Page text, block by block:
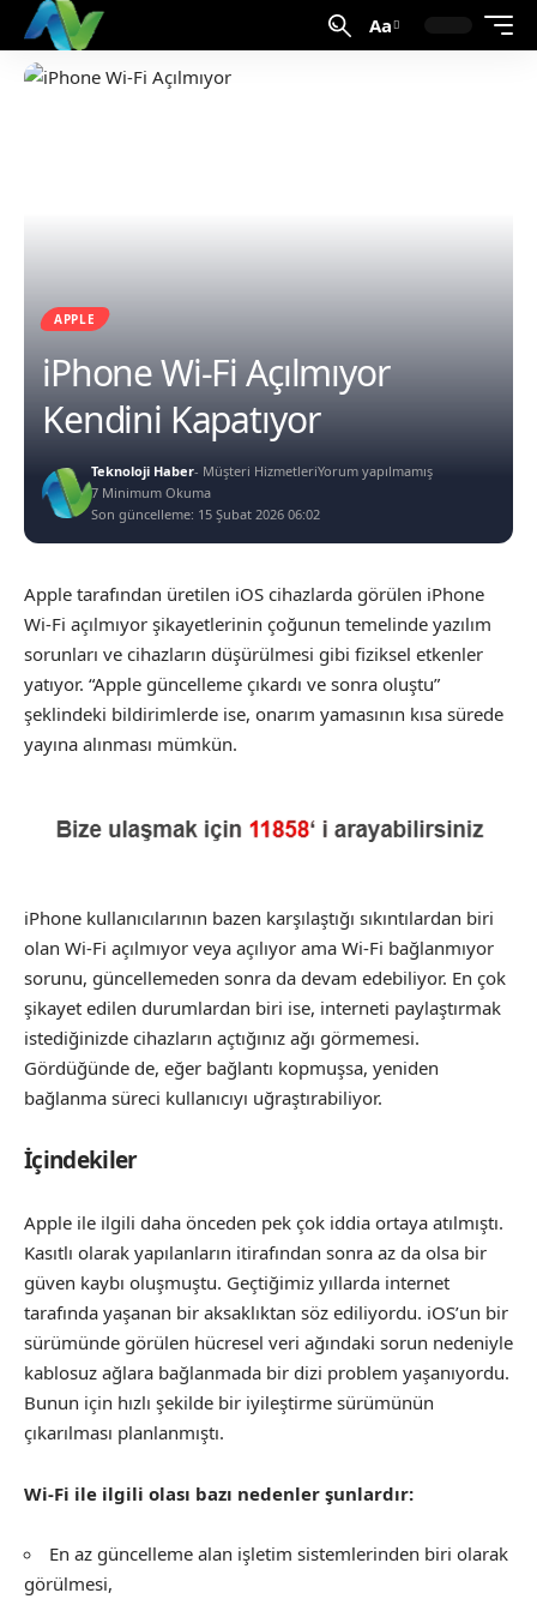
Aa
APPLE
iPhone Wi-Fi Açılmıyor
Kendini Kapatıyor
Son güncelleme: 15 Şubat 2026 06:02
Teknoloji Haber- Müşteri HizmetleriYorum yapılmamış
7 Minimum Okuma
Apple tarafından üretilen iOS cihazlarda görülen iPhone
Wi-Fi açılmıyor şikayetlerinin çoğunun temelinde yazılım
sorunları ve cihazların düşürülmesi gibi fiziksel etkenler
yatıyor. “Apple güncelleme çıkardı ve sonra oluştu”
şeklindeki bildirimlerde ise, onarım yamasının kısa sürede
yayına alınması mümkün.
iPhone kullanıcılarının bazen karşılaştığı sıkıntılardan biri
olan Wi-Fi açılmıyor veya açılıyor ama Wi-Fi bağlanmıyor
sorunu, güncellemeden sonra da devam edebiliyor. En çok
şikayet edilen durumlardan biri ise, interneti paylaştırmak
istediğinizde cihazların açtığınız ağı görmemesi.
Gördüğünde de, eğer bağlantı kopmuşsa, yeniden
bağlanma süreci kullanıcıyı uğraştırabiliyor.
İçindekiler
Apple ile ilgili daha önceden pek çok iddia ortaya atılmıştı.
Kasıtlı olarak yapılanların itirafından sonra az da olsa bir
güven kaybı oluşmuştu. Geçtiğimiz yıllarda internet
tarafında yaşanan bir aksaklıktan söz ediliyordu. iOS’un bir
sürümünde görülen hücresel veri ağındaki sorun nedeniyle
kablosuz ağlara bağlanmada bir dizi problem yaşanıyordu.
Bunun için hızlı şekilde bir iyileştirme sürümünün
çıkarılması planlanmıştı.
Wi-Fi ile ilgili olası bazı nedenler şunlardır:
En az güncelleme alan işletim sistemlerinden biri olarak
görülmesi,